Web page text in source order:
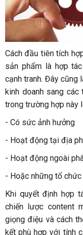
Cách đầu tiên tích
sản phẩm là hợp
cạnh tranh. Đây cũng
kinh doanh sang
trong trường hợp này
- Có sức ảnh hưởng
- Hoạt động tại địa
- Hoạt động ngoài
- Hoặc những tổ
Khi quyết định hợp
chiến lược content
giọng điệu và cách
kết phù hợp với tính